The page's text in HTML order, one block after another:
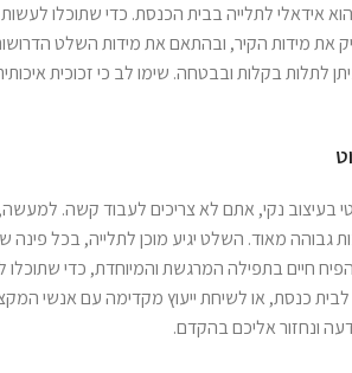
לתלייה בבית הכנסת. כדי שתוכלו
את מידות הקיר, ובהתאם את מידות השלט
לתלות בקלות ובבטחה. שימו לב כי זכוכית
נקי, אתם לא צריכים לעבוד קשה.
גבוהה מאוד. השלט יגיע מוכן לתלייה, בכל
חיים בתפילה המרגשת והמיוחדת, כדי שתוכלו
כנסת, או לשיחת ייעוץ מקדימה עם אנשי
ונחזור אליכם בהקדם.